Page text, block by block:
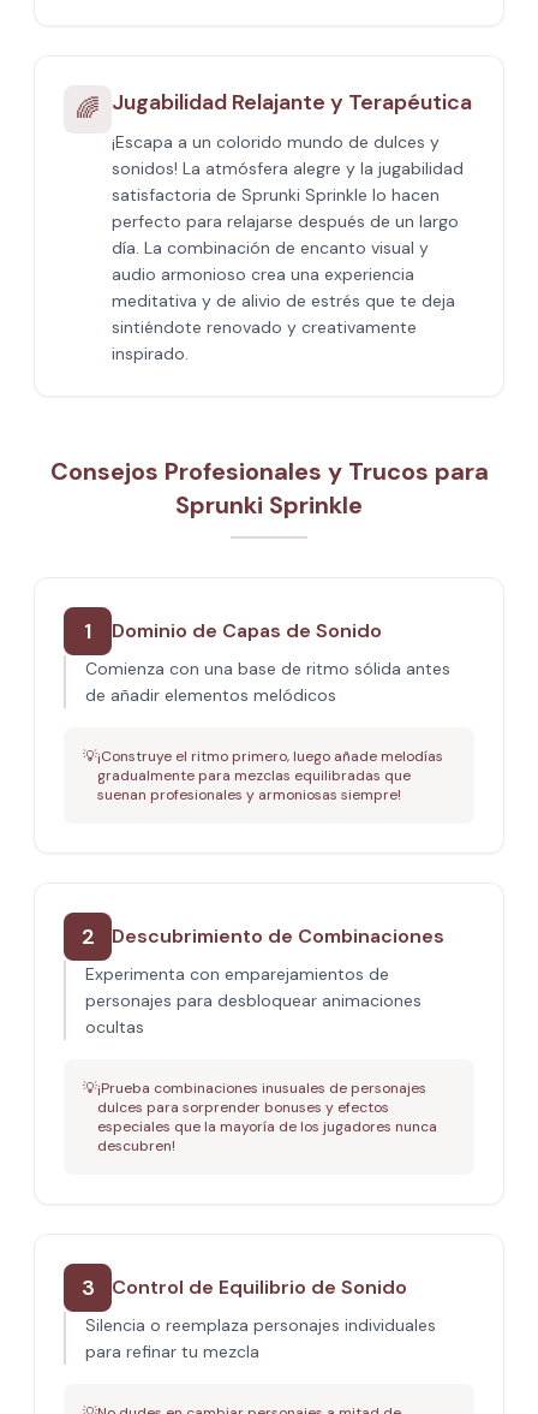
🌈 Jugabilidad Relajante y Terapéutica
¡Escapa a un colorido mundo de dulces y
sonidos! La atmósfera alegre y la jugabilidad
satisfactoria de Sprunki Sprinkle lo hacen
perfecto para relajarse después de un largo
día. La combinación de encanto visual y
audio armonioso crea una experiencia
meditativa y de alivio de estrés que te deja
sintiéndote renovado y creativamente
inspirado.
Consejos Profesionales y Trucos para
Sprunki Sprinkle
1 Dominio de Capas de Sonido
Comienza con una base de ritmo sólida antes
de añadir elementos melódicos
💡¡Construye el ritmo primero, luego añade melodías
gradualmente para mezclas equilibradas que
suenan profesionales y armoniosas siempre!
2 Descubrimiento de Combinaciones
Experimenta con emparejamientos de
personajes para desbloquear animaciones
ocultas
💡¡Prueba combinaciones inusuales de personajes
dulces para sorprender bonuses y efectos
especiales que la mayoría de los jugadores nunca
descubren!
3 Control de Equilibrio de Sonido
Silencia o reemplaza personajes individuales
para refinar tu mezcla